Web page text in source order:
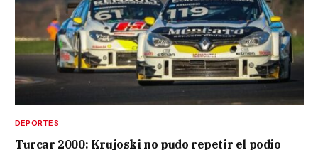
DEPORTES
Turcar 2000: Krujoski no pudo repetir el podio